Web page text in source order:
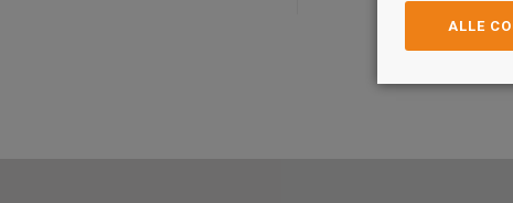
41 42 43
ALLE